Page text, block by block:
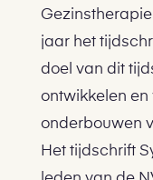
jaar het
doel van dit
ontwikkelen
onderbouwen
Het tijdschrift